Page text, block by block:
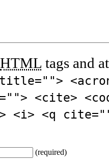
HTML tags and
<cite>
<i> <q
(required)